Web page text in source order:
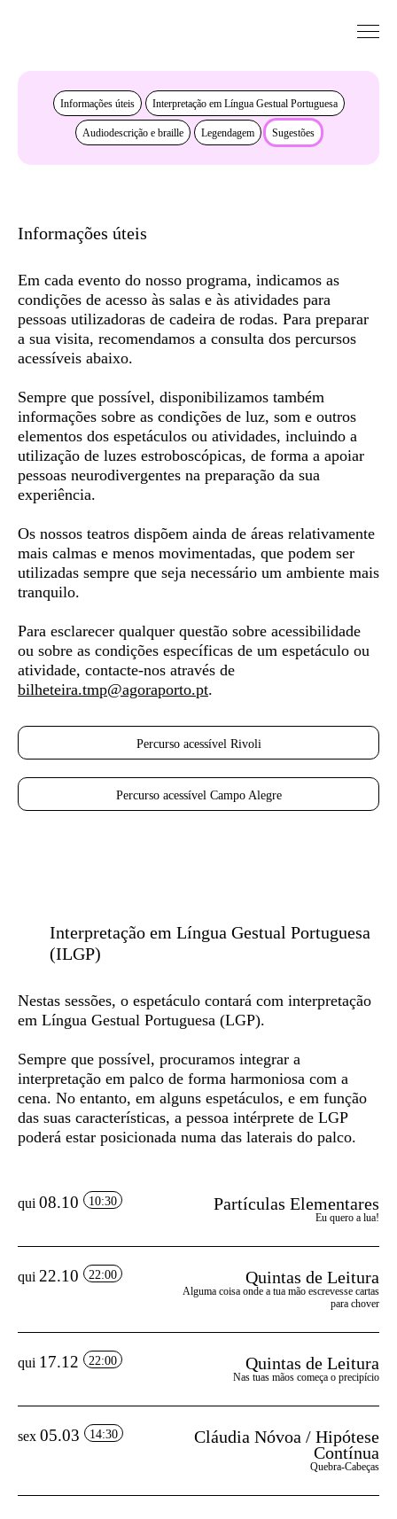
Informações úteis Interpretação em Língua Gestual Portuguesa
Audiodescrição e braille Legendagem Sugestões
Informações úteis
Em cada evento do nosso programa, indicamos as
condições de acesso às salas e às atividades para
pessoas utilizadoras de cadeira de rodas. Para preparar
a sua visita, recomendamos a consulta dos percursos
acessíveis abaixo.
Sempre que possível, disponibilizamos também
informações sobre as condições de luz, som e outros
elementos dos espetáculos ou atividades, incluindo a
utilização de luzes estroboscópicas, de forma a apoiar
pessoas neurodivergentes na preparação da sua
experiência.
Os nossos teatros dispõem ainda de áreas relativamente
mais calmas e menos movimentadas, que podem ser
utilizadas sempre que seja necessário um ambiente mais
tranquilo.
Para esclarecer qualquer questão sobre acessibilidade
ou sobre as condições específicas de um espetáculo ou
atividade, contacte-nos através de
bilheteira.tmp@agoraporto.pt.
Percurso acessível Rivoli
Percurso acessível Campo Alegre
Interpretação em Língua Gestual Portuguesa
(ILGP)
Nestas sessões, o espetáculo contará com interpretação
em Língua Gestual Portuguesa (LGP).
Sempre que possível, procuramos integrar a
interpretação em palco de forma harmoniosa com a
cena. No entanto, em alguns espetáculos, e em função
das suas características, a pessoa intérprete de LGP
poderá estar posicionada numa das laterais do palco.
qui 08.10 10:30 Partículas Elementares
Eu quero a lua!
qui 22.10 22:00 Quintas de Leitura
Alguma coisa onde a tua mão escrevesse cartas
para chover
qui 17.12 22:00 Quintas de Leitura
Nas tuas mãos começa o precipício
sex 05.03 14:30
Cláudia Nóvoa / Hipótese
Contínua
Quebra-Cabeças